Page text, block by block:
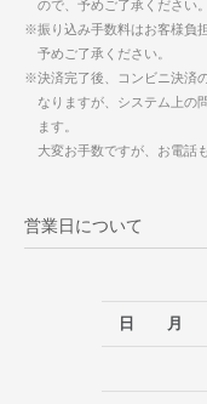
ので、予めご了承ください。
※振り込み手数料はお客様負
予めご了承ください。
※決済完了後、コンビニ決済
なりますが、システム上の
ます。
大変お手数ですが、お電話
営業日について
日
月